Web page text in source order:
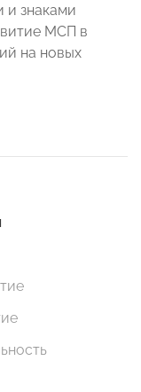
и знаками
МСП в
на новых